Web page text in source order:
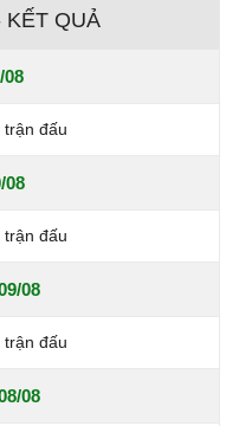
QUẢ
08
đấu
08
đấu
08
đấu
08